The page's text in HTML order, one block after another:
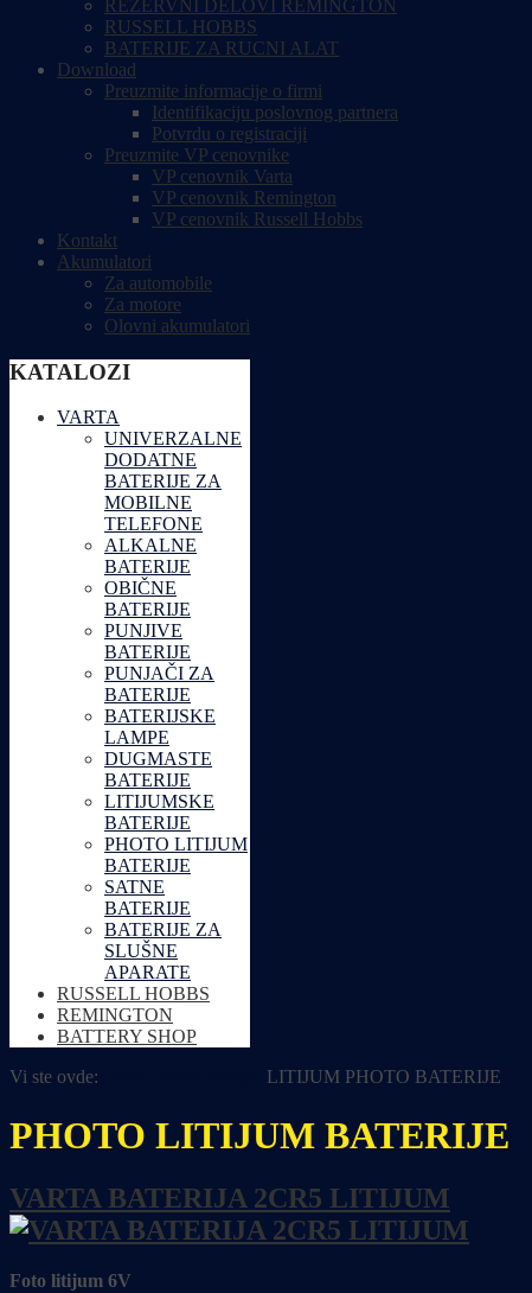
REZERVNI DELOVI REMINGTON
RUSSELL HOBBS
BATERIJE ZA RUCNI ALAT
Download
Preuzmite informacije o firmi
Identifikaciju poslovnog partnera
Potvrdu o registraciji
Preuzmite VP cenovnike
VP cenovnik Varta
VP cenovnik Remington
VP cenovnik Russell Hobbs
Kontakt
Akumulatori
Za automobile
Za motore
Olovni akumulatori
KATALOZI
VARTA
UNIVERZALNE
DODATNE
BATERIJE ZA
MOBILNE
TELEFONE
ALKALNE
BATERIJE
OBIČNE
BATERIJE
PUNJIVE
BATERIJE
PUNJAČI ZA
BATERIJE
BATERIJSKE
LAMPE
DUGMASTE
BATERIJE
LITIJUMSKE
BATERIJE
PHOTO LITIJUM
BATERIJE
SATNE
BATERIJE
BATERIJE ZA
SLUŠNE
APARATE
RUSSELL HOBBS
REMINGTON
BATTERY SHOP
Vi ste ovde:
LITIJUM PHOTO BATERIJE
PHOTO LITIJUM BATERIJE
VARTA BATERIJA 2CR5 LITIJUM
Foto litijum 6V